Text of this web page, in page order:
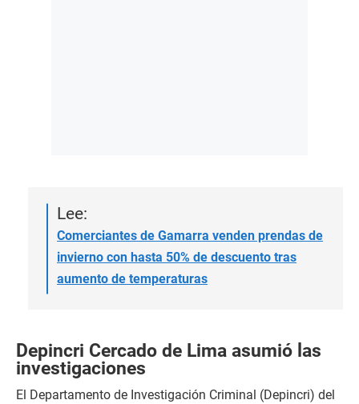
Lee:
Comerciantes de Gamarra venden prendas de
invierno con hasta 50% de descuento tras
aumento de temperaturas
Depincri Cercado de Lima asumió las
investigaciones
El Departamento de Investigación Criminal (Depincri) del